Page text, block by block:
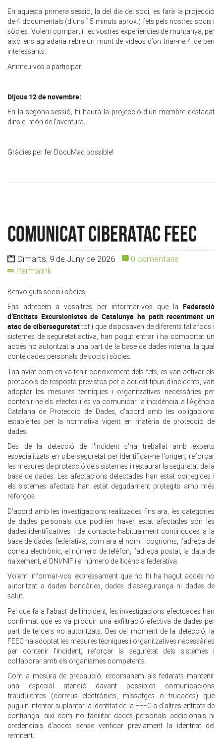
En aquesta primera sessió, la del dia del soci, es farà la projecció
de 4 documentals (d'uns 15 minuts aprox.) fets pels nostres socis i
sòcies. Volem compartir les vostres experiències de muntanya, per
això ens agradaria rebre un munt de vídeos d’on triar-ne 4 de ben
interessants.
Animeu-vos a participar!
Dijous 12 de novembre:
En la segona sessió, hi haurà la projecció d’un membre destacat
dins el món de l'aventura.
Gràcies per fer DocuMad possible!
COMUNICAT CIBERATAC FEEC
Dimarts, 9 de Juny de 2026
0 comentaris
Permalink
Benvolguts socis i sòcies,
Ens adrecem a vosaltres per informar-vos que la Federació
d’Entitats Excursionistes de Catalunya ha patit recentment un
atac de ciberseguretattot i que disposaven de diferents tallafocs i
sistemes de seguretat activa, han pogut entrar i ha comportat un
accés no autoritzat a una part de la base de dades interna, la qual
conté dades personals de socis i sòcies.
Tan aviat com en va tenir coneixement dels fets, es van activar els
protocols de resposta previstos per a aquest tipus d'incidents, van
adoptar les mesures tècniques i organitzatives necessàries per
contenir-ne els efectes i es va comunicar la incidència a l’Agència
Catalana de Protecció de Dades, d'acord amb les obligacions
establertes per la normativa vigent en matèria de protecció de
dades.
Des de la detecció de l'incident s'ha treballat amb experts
especialitzats en ciberseguretat per identificar-ne l'origen, reforçar
les mesures de protecció dels sistemes i restaurar la seguretat de la
base de dades. Les afectacions detectades han estat corregides i
els sistemes afectats han estat degudament protegits amb més
reforços.
D’acord amb les investigacions realitzades fins ara, les categories
de dades personals que podrien haver estat afectades són les
dades identificatives i de contacte habitualment contingudes a la
base de dades federativa, com ara el nom i cognoms, l’adreça de
correu electrònic, el número de telèfon, l’adreça postal, la data de
naixement, el DNI/NIF i el número de llicència federativa.
Volem informar-vos expressament que no hi ha hagut accés no
autoritzat a dades bancàries, dades d’assegurança ni dades de
salut.
Pel que fa a l’abast de l’incident, les investigacions efectuades han
confirmat que es va produir una exfiltració efectiva de dades per
part de tercers no autoritzats. Des del moment de la detecció, la
FEEC ha adoptat les mesures tècniques i organitzatives necessàries
per contenir l’incident, reforçar la seguretat dels sistemes i
col·laborar amb els organismes competents.
Com a mesura de precaució, recomanem als federats mantenir
una especial atenció davant possibles comunicacions
fraudulentes (correus electrònics, missatges o trucades) que
puguin intentar suplantar la identitat de la FEEC o d’altres entitats de
confiança, així com no facilitar dades personals addicionals ni
credencials d’accés sense verificar prèviament la identitat del
remitent.